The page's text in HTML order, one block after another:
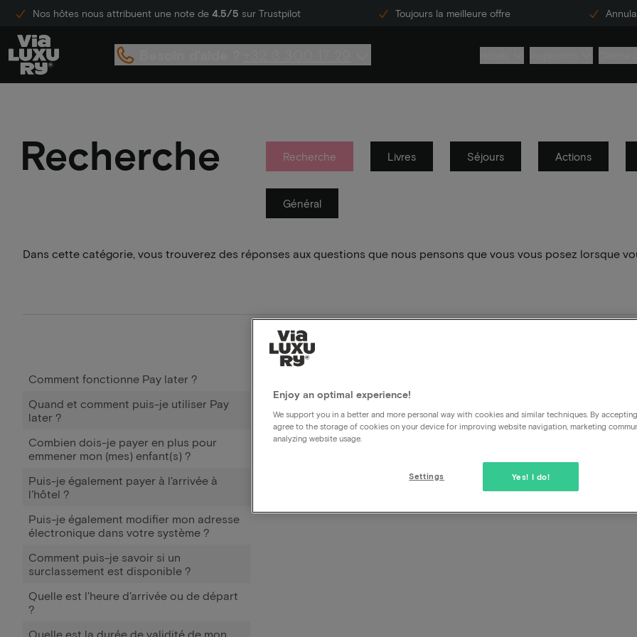
Nos hôtes nous attribuent une note de 4.5/5 sur Trustpilot Toujours la meilleure offre
Recherche Recherche Livres Séjours Actions
Général
Dans cette catégorie, vous trouverez des réponses aux questions que nous pensons que vous vous posez lorsque
Comment fonctionne Pay later ?
Quand et comment puis-je utiliser Pay
later ?
Combien dois-je payer en plus pour
emmener mon (mes) enfant(s) ?
Puis-je également payer à l'arrivée à
l'hôtel ?
Puis-je également modifier mon adresse
électronique dans votre système ?
Comment puis-je savoir si un
surclassement est disponible ?
Quelle est l'heure d'arrivée ou de départ
?
Quelle est la durée de validité de mon
Il arrive que le forfait comprenne la gratuité du parking. Si
forfait, vous trouverez les conditions de stationnement
Enjoy an optimal experience!
We support you in a better and more personal way with cookies and similar techniques. By
agree to the storage of cookies on your device for improving website navigation, marketing
analyzing website usage.
Yes! I do!
Settings